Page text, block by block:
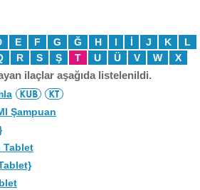
E F G Ğ H I İ J K
L
R S Ş T U Ü V W
X
ilaçlar aşağıda listelenildi.
Şampuan
Tablet